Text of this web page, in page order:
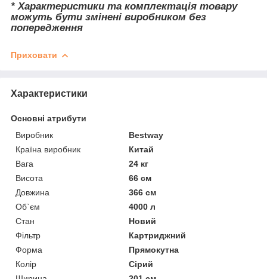
* Характеристики та комплектація товару
можуть бути змінені виробником без
попередження
Приховати
Характеристики
Основні атрибути
Виробник
Bestway
Країна виробник
Китай
Вага
24 кг
Висота
66 см
Довжина
366 см
Об`єм
4000 л
Стан
Новий
Фільтр
Картриджний
Форма
Прямокутна
Колір
Сірий